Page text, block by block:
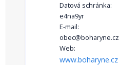
Datová schránka:
e4na9yr
E-mail:
obec@boharyne.cz
Web:
www.boharyne.cz